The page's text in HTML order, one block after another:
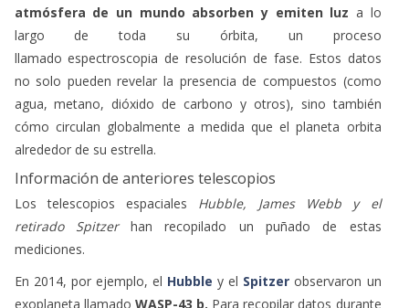
atmósfera de un mundo absorben y emiten luz a lo
largo de toda su órbita, un proceso
llamado espectroscopia de resolución de fase. Estos datos
no solo pueden revelar la presencia de compuestos (como
agua, metano, dióxido de carbono y otros), sino también
cómo circulan globalmente a medida que el planeta orbita
alrededor de su estrella.
Información de anteriores telescopios
Los telescopios espaciales Hubble, James Webb y el
retirado Spitzerhan recopilado un puñado de estas
mediciones.
En 2014, por ejemplo, el Hubble y el Spitzer observaron un
exoplaneta llamado WASP-43 b. Para recopilar datos durante